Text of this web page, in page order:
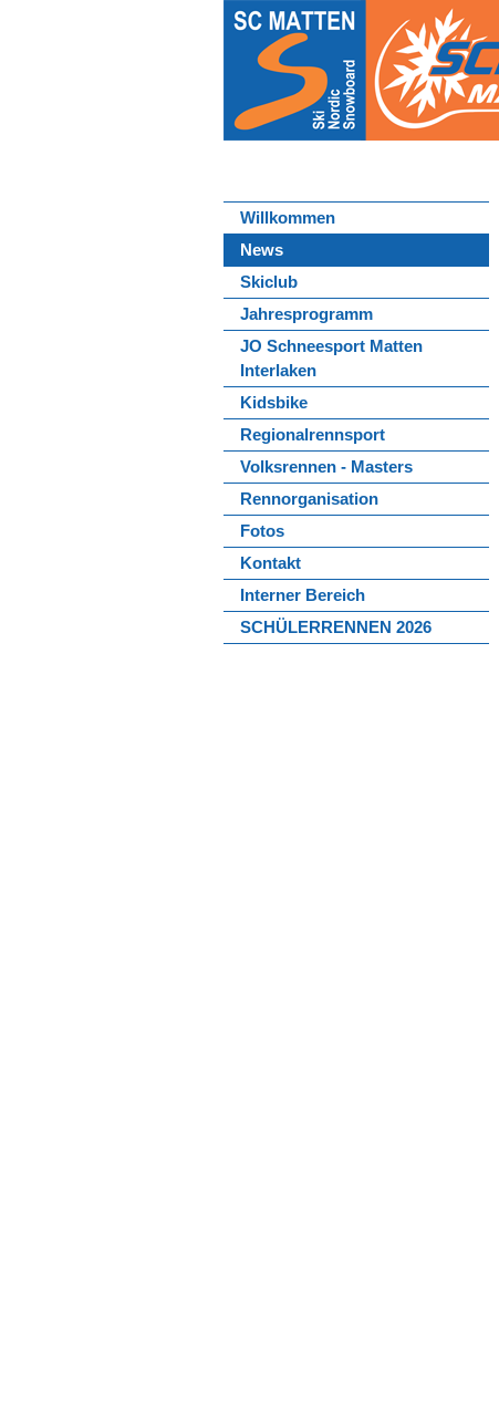
Willkommen
News
Skiclub
Jahresprogramm
JO Schneesport Matten
Interlaken
Kidsbike
Regionalrennsport
Volksrennen - Masters
Rennorganisation
Fotos
Kontakt
Interner Bereich
SCHÜLERRENNEN 2026